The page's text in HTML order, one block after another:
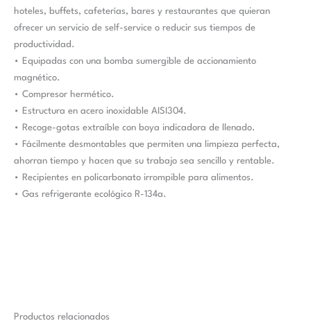
hoteles, buffets, cafeterías, bares y restaurantes que quieran
ofrecer un servicio de self-service o reducir sus tiempos de
productividad.
• Equipadas con una bomba sumergible de accionamiento
magnético.
• Compresor hermético.
• Estructura en acero inoxidable AISI304.
• Recoge-gotas extraíble con boya indicadora de llenado.
• Fácilmente desmontables que permiten una limpieza perfecta,
ahorran tiempo y hacen que su trabajo sea sencillo y rentable.
• Recipientes en policarbonato irrompible para alimentos.
• Gas refrigerante ecológico R-134a.
Productos relacionados